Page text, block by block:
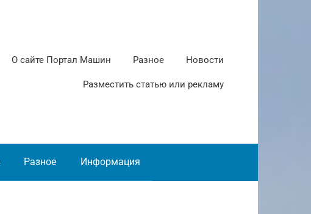
О сайте Портал Машин Разное Новости
Разместить статью или рекламу
Разное Информация